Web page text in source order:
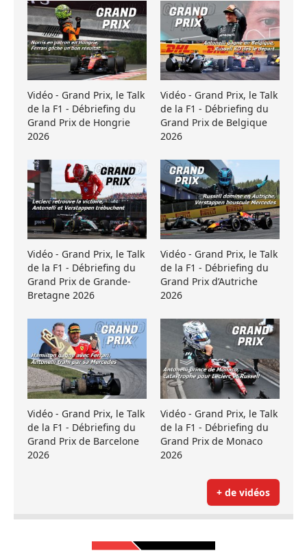
Vidéo - Grand Prix, le Talk
de la F1 - Débriefing du
Grand Prix de Hongrie
2026
Vidéo - Grand Prix, le Talk
de la F1 - Débriefing du
Grand Prix de Belgique
2026
Vidéo - Grand Prix, le Talk
de la F1 - Débriefing du
Grand Prix de Grande-
Bretagne 2026
Vidéo - Grand Prix, le Talk
de la F1 - Débriefing du
Grand Prix d’Autriche
2026
Vidéo - Grand Prix, le Talk
de la F1 - Débriefing du
Grand Prix de Barcelone
2026
Vidéo - Grand Prix, le Talk
de la F1 - Débriefing du
Grand Prix de Monaco
2026
+ de vidéos